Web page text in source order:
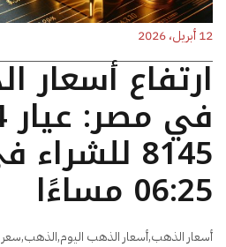
12 أبريل، 2026
ارتفاع أسعار
8145
06:25 مساءًا
أسعار الذهب,أسعار الذهب اليوم,الذهب,